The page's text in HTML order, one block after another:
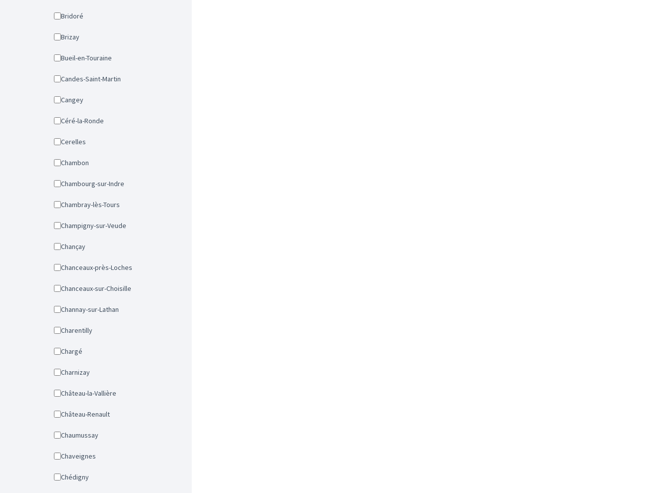
Bridoré
Brizay
Bueil-en-Touraine
Candes-Saint-Martin
Cangey
Céré-la-Ronde
Cerelles
Chambon
Chambourg-sur-Indre
Chambray-lès-Tours
Champigny-sur-Veude
Chançay
Chanceaux-près-Loches
Chanceaux-sur-Choisille
Channay-sur-Lathan
Charentilly
Chargé
Charnizay
Château-la-Vallière
Château-Renault
Chaumussay
Chaveignes
Chédigny